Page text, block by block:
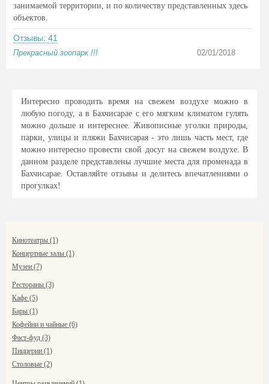
занимаемой территории, и по количеству представленных здесь
объектов.
Отзывы: 41
Прекрасный зоопарк !!! 02/01/2018
Интересно проводить время на свежем воздухе можно в
любую погоду, а в Бахчисарае с его мягким климатом гулять
можно дольше и интереснее. Живописные уголки природы,
парки, улицы и пляжи Бахчисарая - это лишь часть мест, где
можно интересно провести свой досуг на свежем воздухе. В
данном разделе представлены лучшие места для променада в
Бахчисарае. Оставляйте отзывы и делитесь впечатлениями о
прогулках!
Кинотеатры (1)
Концертные залы (1)
Музеи (7)
Рестораны (3)
Кафе (5)
Бары (1)
Кофейни и чайные (6)
Фаст-фуд (3)
Пиццерии (1)
Столовые (2)